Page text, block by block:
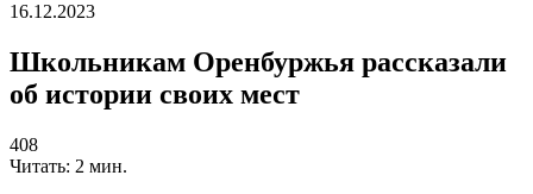
16.12.2023
Школьникам Оренбуржья рассказали
об истории своих мест
408
Читать: 2 мин.